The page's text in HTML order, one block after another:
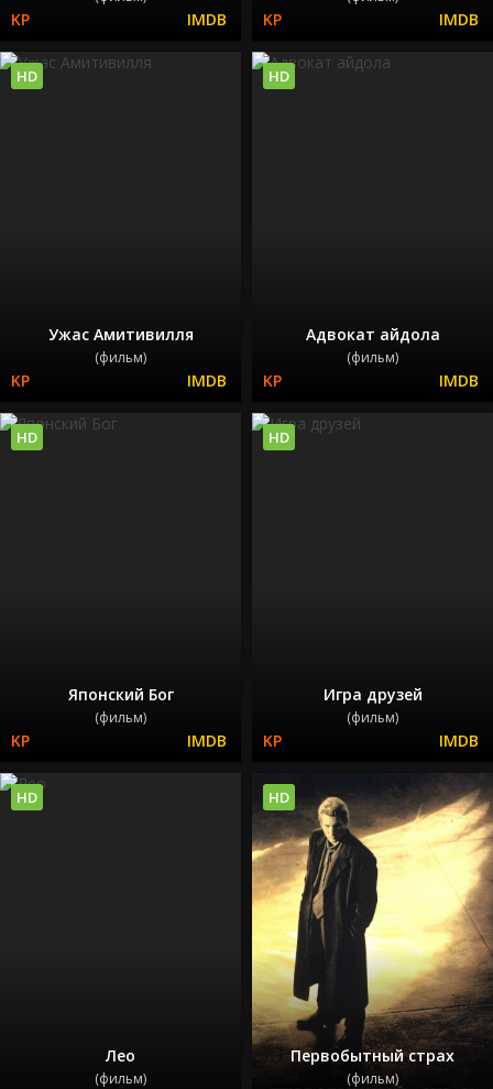
Ужас Амитивилля
(фильм)
HD
Адвокат айдола
(фильм)
HD
Японский Бог
(фильм)
HD
Игра друзей
(фильм)
HD
Лео
(фильм)
HD
Первобытный страх
(фильм)
HD